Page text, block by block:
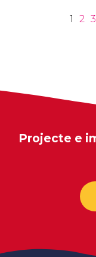
1 2 3
Projecte e